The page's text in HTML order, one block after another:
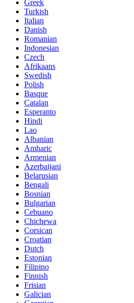
Greek
Turkish
Italian
Danish
Romanian
Indonesian
Czech
Afrikaans
Swedish
Polish
Basque
Catalan
Esperanto
Hindi
Lao
Albanian
Amharic
Armenian
Azerbaijani
Belarusian
Bengali
Bosnian
Bulgarian
Cebuano
Chichewa
Corsican
Croatian
Dutch
Estonian
Filipino
Finnish
Frisian
Galician